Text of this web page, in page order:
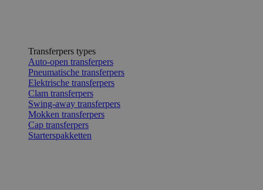
Transferpers types
Auto-open transferpers
Pneumatische transferpers
Elektrische transferpers
Clam transferpers
Swing-away transferpers
Mokken transferpers
Cap transferpers
Starterspakketten